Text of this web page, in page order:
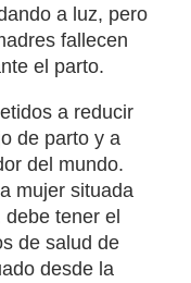
a luz, pero
fallecen
el parto.
a reducir
de parto y a
del mundo.
mujer situada
tener el
de salud de
desde la